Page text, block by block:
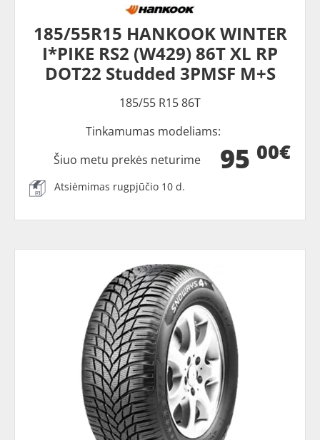
185/55R15 HANKOOK WINTER
I*PIKE RS2 (W429) 86T XL RP
DOT22 Studded 3PMSF M+S
185/55 R15 86T
Tinkamumas modeliams:
95 00€
Šiuo metu prekės neturime
Atsiėmimas rugpjūčio 10 d.